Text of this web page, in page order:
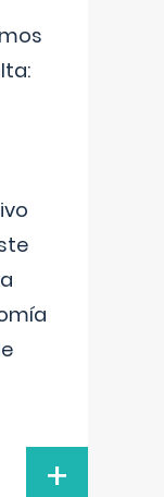
+